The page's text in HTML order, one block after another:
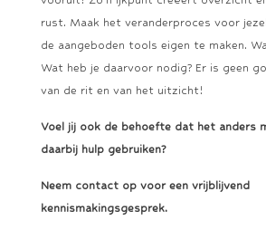
rust. Maak het veranderproces voor
de aangeboden tools eigen te maken.
Wat heb je daarvoor nodig? Er is geen
van de rit en van het uitzicht!
Voel jij ook de behoefte dat het anders
daarbij hulp gebruiken?
Neem contact op voor een vrijblijvend
kennismakingsgesprek.